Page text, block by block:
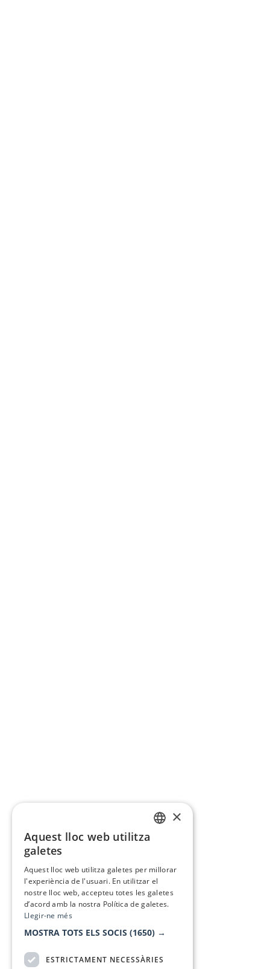
×
Aquest lloc web utilitza
galetes
Aquest lloc web utilitza galetes per millorar
l'experiència de l'usuari. En utilitzar el
nostre lloc web, accepteu totes les galetes
d’acord amb la nostra Política de galetes.
Llegir-ne més
MOSTRA TOTS ELS SOCIS (1650) →
ESTRICTAMENT NECESSÀRIES